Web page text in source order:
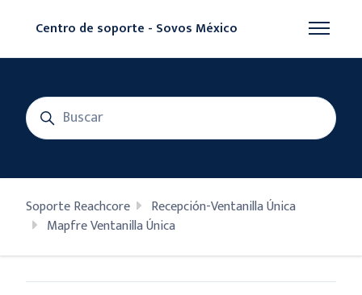
Centro de soporte - Sovos México
Abrir/
Búsqueda
Soporte Reachcore
Recepción-Ventanilla Única
Mapfre Ventanilla Única